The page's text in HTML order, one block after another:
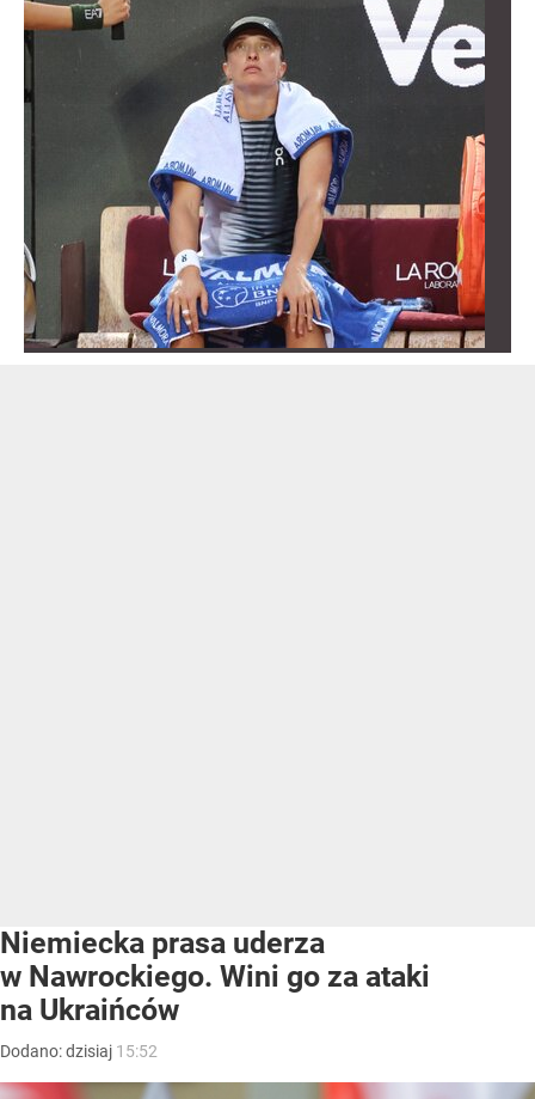
Niemiecka prasa uderza
w Nawrockiego. Wini go za ataki
na Ukraińców
Dodano:dzisiaj 15:52